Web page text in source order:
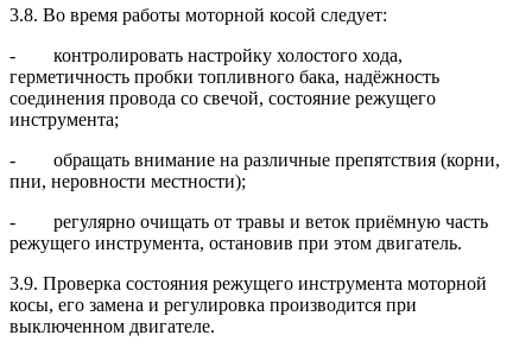
3.8. Во время работы моторной косой следует:
- контролировать настройку холостого хода,
герметичность пробки топливного бака, надёжность
соединения провода со свечой, состояние режущего
инструмента;
- обращать внимание на различные препятствия (корни,
пни, неровности местности);
- регулярно очищать от травы и веток приёмную часть
режущего инструмента, остановив при этом двигатель.
3.9. Проверка состояния режущего инструмента моторной
косы, его замена и регулировка производится при
выключенном двигателе.